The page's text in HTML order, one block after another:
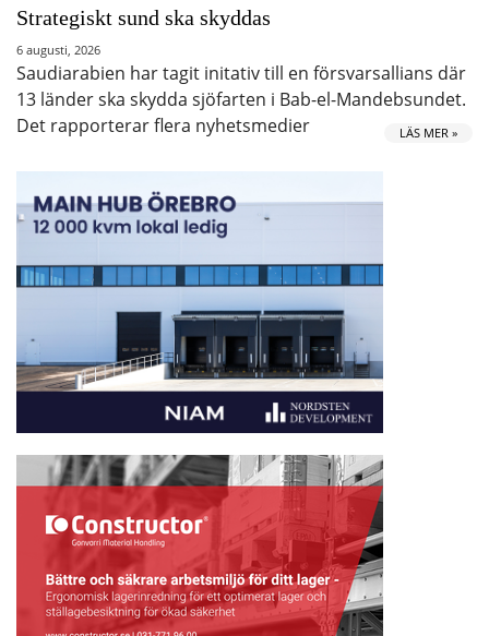
Strategiskt sund ska skyddas
6 augusti, 2026
Saudiarabien har tagit initativ till en försvarsallians där
13 länder ska skydda sjöfarten i Bab-el-Mandebsundet.
Det rapporterar flera nyhetsmedier
LÄS MER »